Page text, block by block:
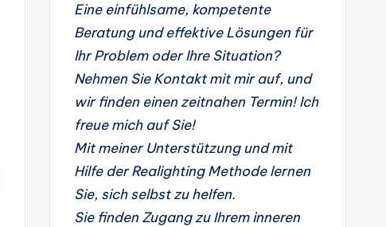
Eine einfühlsame, kompetente
Beratung und effektive Lösungen für
Ihr Problem oder Ihre Situation?
Nehmen Sie Kontakt mit mir auf, und
wir finden einen zeitnahen Termin! Ich
freue mich auf Sie!
Mit meiner Unterstützung und mit
Hilfe der Realighting Methode lernen
Sie, sich selbst zu helfen.
Sie finden Zugang zu Ihrem inneren